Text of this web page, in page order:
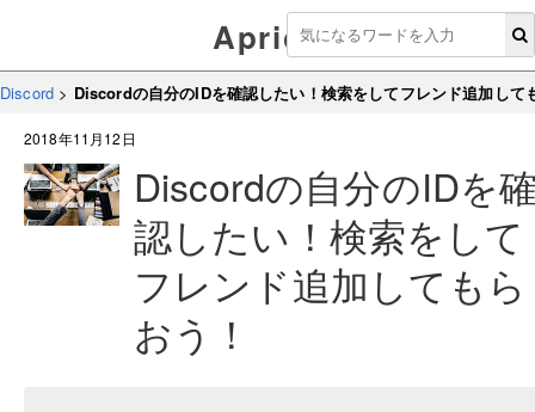
Aprico
Discord > Discordの自分のIDを確認したい！検索をしてフレンド追加して
2018年11月12日
Discordの自分のIDを
認したい！検索をして
フレンド追加してもら
おう！